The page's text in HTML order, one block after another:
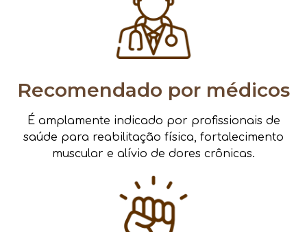
Recomendado por médicos
É amplamente indicado por profissionais de
saúde para reabilitação física, fortalecimento
muscular e alívio de dores crônicas.